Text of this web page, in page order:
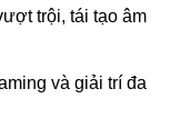
trội, tái tạo âm
và giải trí đa